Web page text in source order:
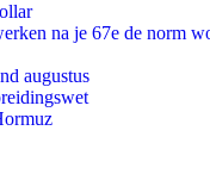
na je 67e de norm
augustus